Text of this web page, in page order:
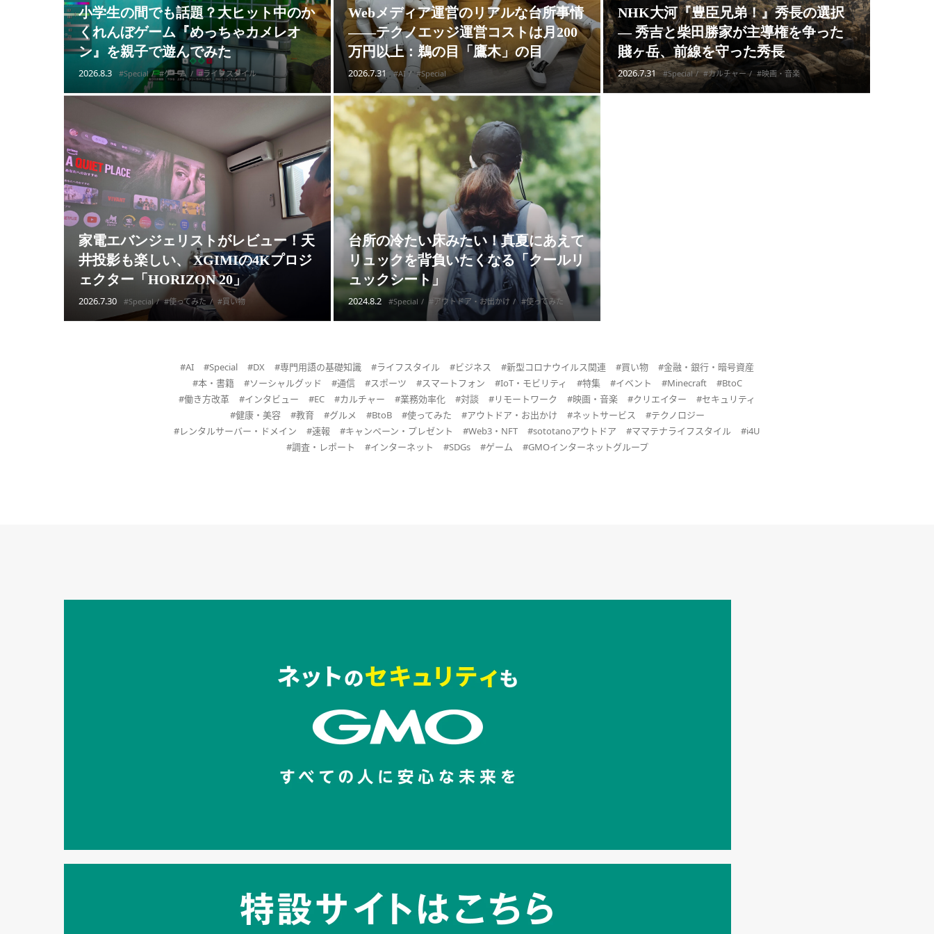
小学生の間でも話題？大ヒット中のか
くれんぼゲーム『めっちゃカメレオ
ン』を親子で遊んでみた
2026.8.3 #Special #ゲーム #ライフスタイル
Webメディア運営のリアルな台所事情
——テクノエッジ運営コストは月200
万円以上：鵜の目「鷹木」の目
2026.7.31 #AI #Special
NHK大河『豊臣兄弟！』秀長の選択
— 秀吉と柴田勝家が主導権を争った
賤ヶ岳、前線を守った秀長
2026.7.31 #Special #カルチャー #映画・音楽
家電エバンジェリストがレビュー！天
井投影も楽しい、 XGIMIの4Kプロジ
ェクター「HORIZON 20」
2026.7.30 #Special #使ってみた #買い物
台所の冷たい床みたい！真夏にあえて
リュックを背負いたくなる「クールリ
ュックシート」
2024.8.2 #Special #アウトドア・お出かけ #使ってみた
#AI #Special #DX #専門用語の基礎知識 #ライフスタイル #ビジネス #新型コロナウイルス関連 #買い物
#金融・銀行・暗号資産
#本・書籍
#ソーシャルグッド #通信 #スポーツ #スマートフォン #IoT・モビリティ #特集 #イベント #Minecraft
#BtoC
#働き方改革
#インタビュー #EC #カルチャー #業務効率化 #対談 #リモートワーク #映画・音楽 #クリエイター
#セキュリティ
#健康・美容
#教育 #グルメ #BtoB #使ってみた #アウトドア・お出かけ #ネットサービス
#テクノロジー
#レンタルサーバー・ドメイン
#速報 #キャンペーン・プレゼント #Web3・NFT #sototanoアウトドア #ママテナライフスタイル
#i4U
#調査・レポート
#インターネット #SDGs #ゲーム #GMOインターネットグループ
セキュリティキャンペーンでのバナー